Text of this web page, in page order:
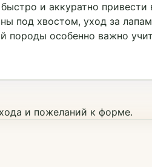
и аккуратно
под хвостом, уход за
породы особенно важно
и пожеланий к форме.